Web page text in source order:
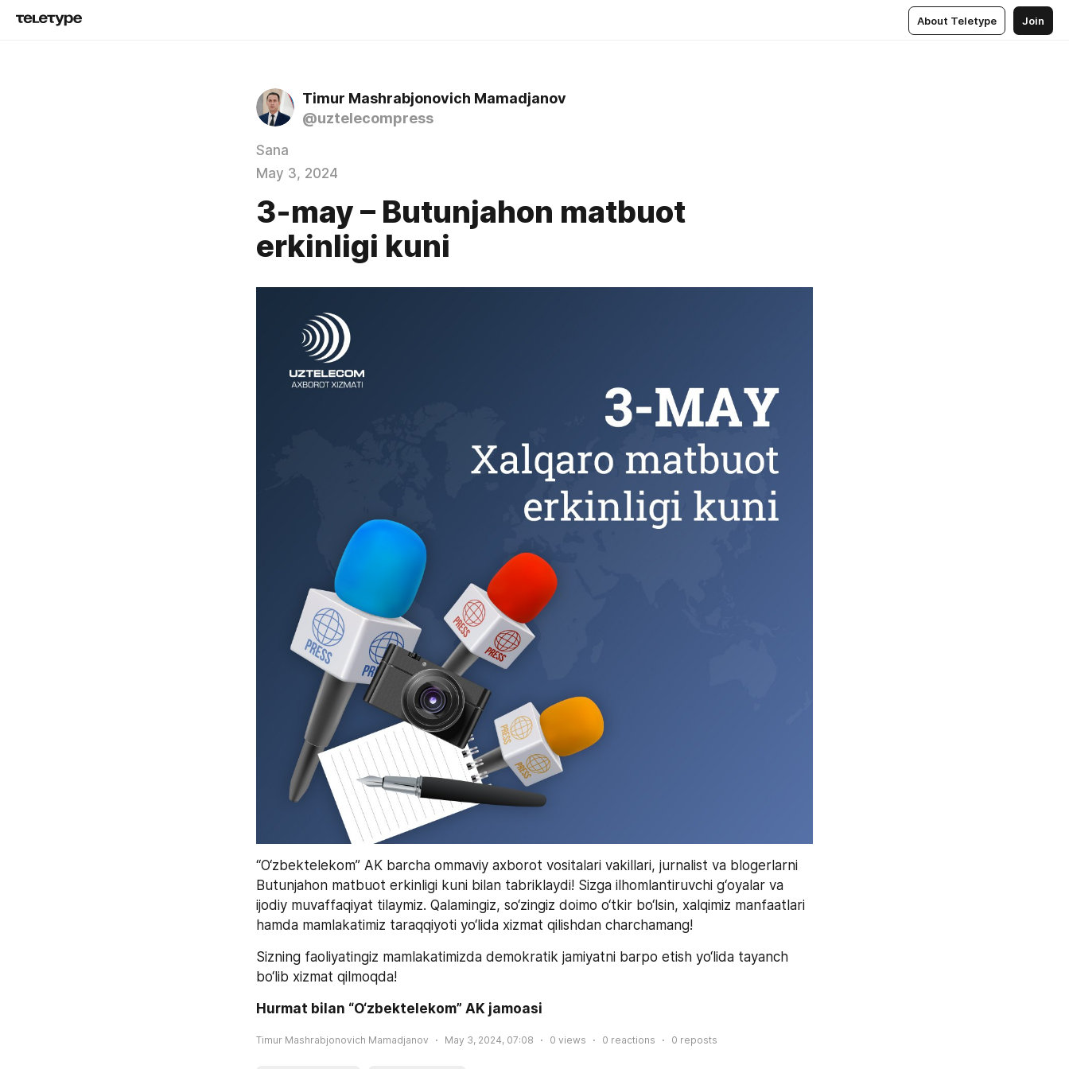
About Teletype Join
Timur Mashrabjonovich Mamadjanov
@uztelecompress
Sana
May 3, 2024
3-may – Butunjahon matbuot
erkinligi kuni
“O‘zbektelekom” AK barcha ommaviy axborot vositalari vakillari, jurnalist va blogerlarni
Butunjahon matbuot erkinligi kuni bilan tabriklaydi! Sizga ilhomlantiruvchi g‘oyalar va
ijodiy muvaffaqiyat tilaymiz. Qalamingiz, so‘zingiz doimo o‘tkir bo‘lsin, xalqimiz manfaatlari
hamda mamlakatimiz taraqqiyoti yo‘lida xizmat qilishdan charchamang!
Sizning faoliyatingiz mamlakatimizda demokratik jamiyatni barpo etish yo‘lida tayanch
bo‘lib xizmat qilmoqda!
Hurmat bilan “O‘zbektelekom” AK jamoasi
Timur Mashrabjonovich Mamadjanov May 3, 2024, 07:08 0 views 0 reactions 0 reposts